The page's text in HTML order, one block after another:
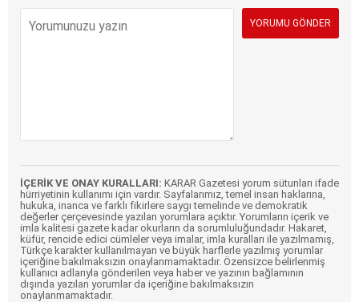
İÇERİK VE ONAY KURALLARI: KARAR Gazetesi yorum sütunları ifade
hürriyetinin kullanımı için vardır. Sayfalarımız, temel insan haklarına,
hukuka, inanca ve farklı fikirlere saygı temelinde ve demokratik
değerler çerçevesinde yazılan yorumlara açıktır. Yorumların içerik ve
imla kalitesi gazete kadar okurların da sorumluluğundadır. Hakaret,
küfür, rencide edici cümleler veya imalar, imla kuralları ile yazılmamış,
Türkçe karakter kullanılmayan ve büyük harflerle yazılmış yorumlar
içeriğine bakılmaksızın onaylanmamaktadır. Özensizce belirlenmiş
kullanıcı adlarıyla gönderilen veya haber ve yazının bağlamının
dışında yazılan yorumlar da içeriğine bakılmaksızın
onaylanmamaktadır.